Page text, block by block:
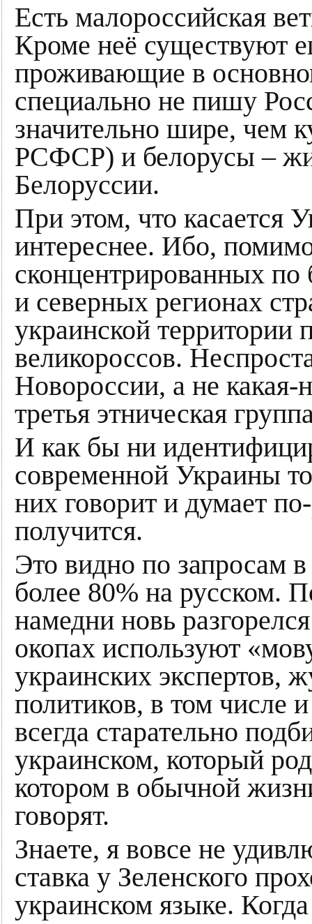
Есть малороссийская
Кроме неё существуют
проживающие в
специально не пишу
значительно шире, чем
РСФСР) и белорусы –
Белоруссии.
При этом, что касается
интереснее. Ибо,
сконцентрированных
и северных регионах
украинской
великороссов.
Новороссии, а не
третья этническая
И как бы ни
современной Украины
них говорит и думает
получится.
Это видно по запросам
более 80% на русском.
намедни новь
окопах используют
украинских экспертов,
политиков, в том числе
всегда старательно
украинском, который
котором в обычной
говорят.
Знаете, я вовсе не
ставка у Зеленского
украинском языке.